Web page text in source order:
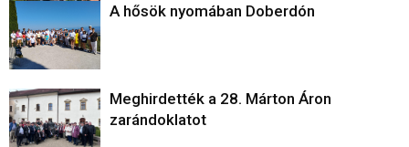
A hősök nyomában Doberdón
Meghirdették a 28. Márton Áron
zarándoklatot